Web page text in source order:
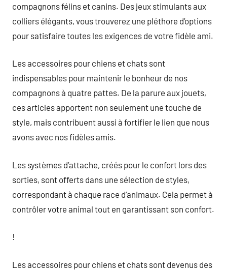
compagnons félins et canins. Des jeux stimulants aux
colliers élégants, vous trouverez une pléthore d’options
pour satisfaire toutes les exigences de votre fidèle ami.
Les accessoires pour chiens et chats sont
indispensables pour maintenir le bonheur de nos
compagnons à quatre pattes. De la parure aux jouets,
ces articles apportent non seulement une touche de
style, mais contribuent aussi à fortifier le lien que nous
avons avec nos fidèles amis.
Les systèmes d’attache, créés pour le confort lors des
sorties, sont offerts dans une sélection de styles,
correspondant à chaque race d’animaux. Cela permet à
contrôler votre animal tout en garantissant son confort.
!
Les accessoires pour chiens et chats sont devenus des